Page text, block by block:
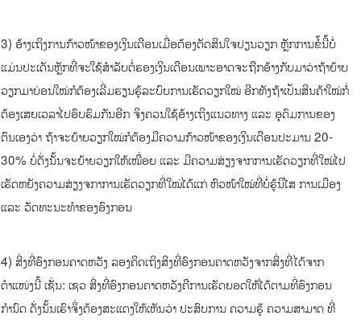
3) ອ້າງເຖິງການກ້າວໜ້າຂອງເງິນເດືອນເມື່ອຕ້ອງຕັດສິນໃຈປຽນວຽກ ຫຼັກການຂໍ້ນີ້ບໍ່
ແມ່ນປະເດັນຫຼັກທີ່ຈະໃຊ້ສຳລັບຕໍ່ຮອງເງິນເດືອນເພາະອາດຈະຖືກອ້າງກັບມາວ່າຖ້າຍ້າຍ
ວຽກມາບ່ອນໃໝ່ກໍຕ້ອງເລີ່ມຮຽນຮູ້ລະບົບການເຮັດວຽກໃໝ່ ອີກທັງຖ້າເປັນສິນຄ້າໃໝ່ກໍ່
ຕ້ອງເສຍເວລາໄປອົບຮົມກັນອີກ ຈິງຄວນໃຊ້ອ້າງເຖິງແນວທາງ ແລະ ອຸດົມການຂອງ
ຕົນເອງວ່າ ຖ້າຈະຍ້າຍວຽກໃໝ່ກໍຕ້ອງມີຄວາມກ້າວໜ້າຂອງເງິນເດືອນປະມານ 20-
30% ບໍ່ດັ່ງນັ້ນຈະຍ້າຍວຽກໃຫ້ເໝື່ອຍ ແລະ ມີຄວາມສ່ຽງຈາກການເຮັດວຽກທີ່ໃໝ່ໄປ
ເຮັດຫຍັງຄວາມສ່ຽງຈກາການເຮັດວຽກທີ່ໃໝ່ໄດ້ແກ່ ຫົວໜ້າໃໝ່ທີ່ບໍ່ຮູ້ນິໄສ ການເມືອງ
ແລະ ວັດທະນະທຳຂອງອົງກອນ
4) ສິ່ງທີ່ອົງກອນຄາດຫວັງ ລອງຄິດເຖິງສິງທີ່ອົງກອນຄາດຫວັງຈາກສິ່ງທີ່ໄດ້ຈາກ
ຕຳແໜ່ງນີ້ ເຊັ່ນ: ເຊວ ສິ່ງທີ່ອົງກອນຄາດຫວັງຄືການເຮັດຍອດໃຫ້ໄດ້ຕາມທີ່ອົງກອນ
ກຳນົດ ດັ່ງນັ້ນເຮົາຈຶ່ງຕ້ອງສະແດງໃຫ້ເຫັນວ່າ ປະສົບການ ຄວາມຮູ້ ຄວາມສາມາດ ທີ່